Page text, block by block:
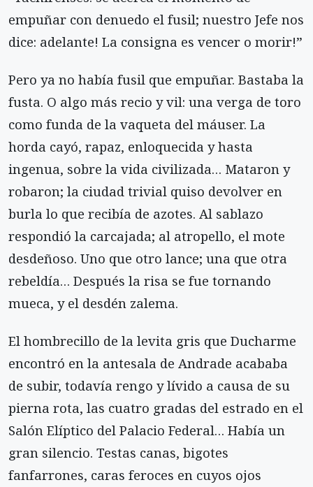
empuñar con denuedo el fusil; nuestro Jefe nos
dice: adelante! La consigna es vencer o morir!”
Pero ya no había fusil que empuñar. Bastaba la
fusta. O algo más recio y vil: una verga de toro
como funda de la vaqueta del máuser. La
horda cayó, rapaz, enloquecida y hasta
ingenua, sobre la vida civilizada… Mataron y
robaron; la ciudad trivial quiso devolver en
burla lo que recibía de azotes. Al sablazo
respondió la carcajada; al atropello, el mote
desdeñoso. Uno que otro lance; una que otra
rebeldía… Después la risa se fue tornando
mueca, y el desdén zalema.
El hombrecillo de la levita gris que Ducharme
encontró en la antesala de Andrade acababa
de subir, todavía rengo y lívido a causa de su
pierna rota, las cuatro gradas del estrado en el
Salón Elíptico del Palacio Federal… Había un
gran silencio. Testas canas, bigotes
fanfarrones, caras feroces en cuyos ojos